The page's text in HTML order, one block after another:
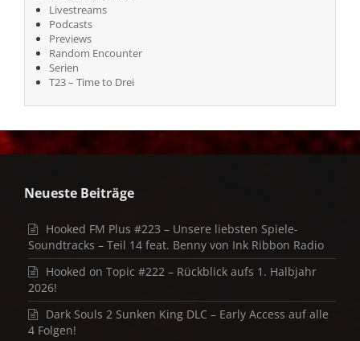
Livestreams
Podcasts
Previews
Random Encounter
Serien
T23 – Time to Drei
Neueste Beiträge
Hooked FM Plus #223 – Unsere liebsten Spiele-
Soundtracks – Teil 14 feat. Benny von Ink Ribbon Radio
Hooked on Topic #222 – Rückblick aufs 1. Halbjahr
2026!
Dark Souls 2 Sunken King DLC – Early Access auf alle
4 Folgen!